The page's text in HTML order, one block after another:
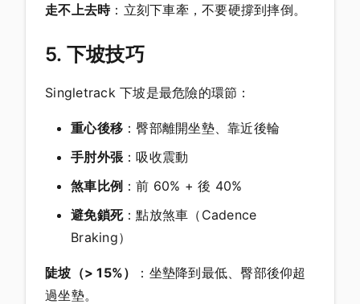
走不上去時：立刻下車牽，不要硬撐到摔倒。
5. 下坡技巧
Singletrack 下坡是最危險的環節：
重心後移 ：臀部離開坐墊、靠近後輪
手肘外張 ：吸收震動
煞車比例 ：前 60% + 後 40%
避免鎖死：點放煞車（Cadence
Braking）
陡坡（> 15%）
：坐墊降到最低、臀部後仰超
過坐墊。